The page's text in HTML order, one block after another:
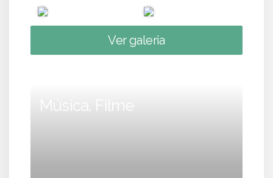
Ver galeria
Música, Filme